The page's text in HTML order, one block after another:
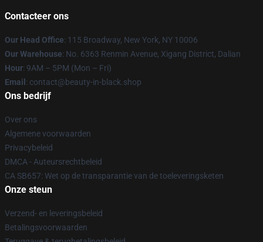
Contacteer ons
Our Head Office: 115 Broadway, New York, NY 10006
Our Warehouse: No. 6363 Renmin Avenue, Xigang District, Dalian
Hour: 9AM – 5PM (Mon – Fri)
Email : contact@beauty-in-black.shop
Ons bedrijf
Over ons
Algemene voorwaarden
Privacybeleid
DMCA - Auteursrechtbeleid
CA SB657: Wet op de transparantie van de toeleveringsketen
Onze steun
Verzend- en leveringsbeleid
Betalingsvoorwaarden